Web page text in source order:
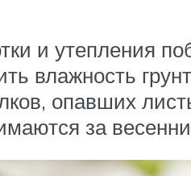
и утепления
влажность
опавших
за